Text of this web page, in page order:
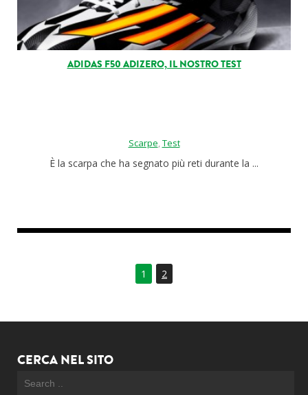
ADIDAS F50 ADIZERO, IL NOSTRO TEST
Scarpe,Test
È la scarpa che ha segnato più reti durante la ...
1 2
CERCA NEL SITO